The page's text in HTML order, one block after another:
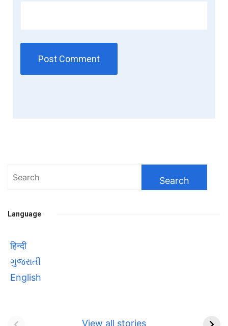
Search
Language
हिन्दी
ગુજરાતી
English
View all stories
Teaser and Trailer
फुले(Savitribai